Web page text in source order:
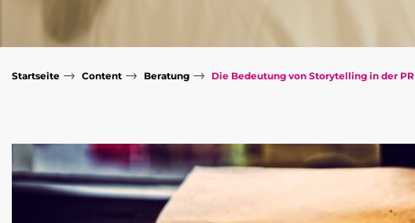
Startseite → Content → Beratung → Die Bedeutung von Storytelling in der PR